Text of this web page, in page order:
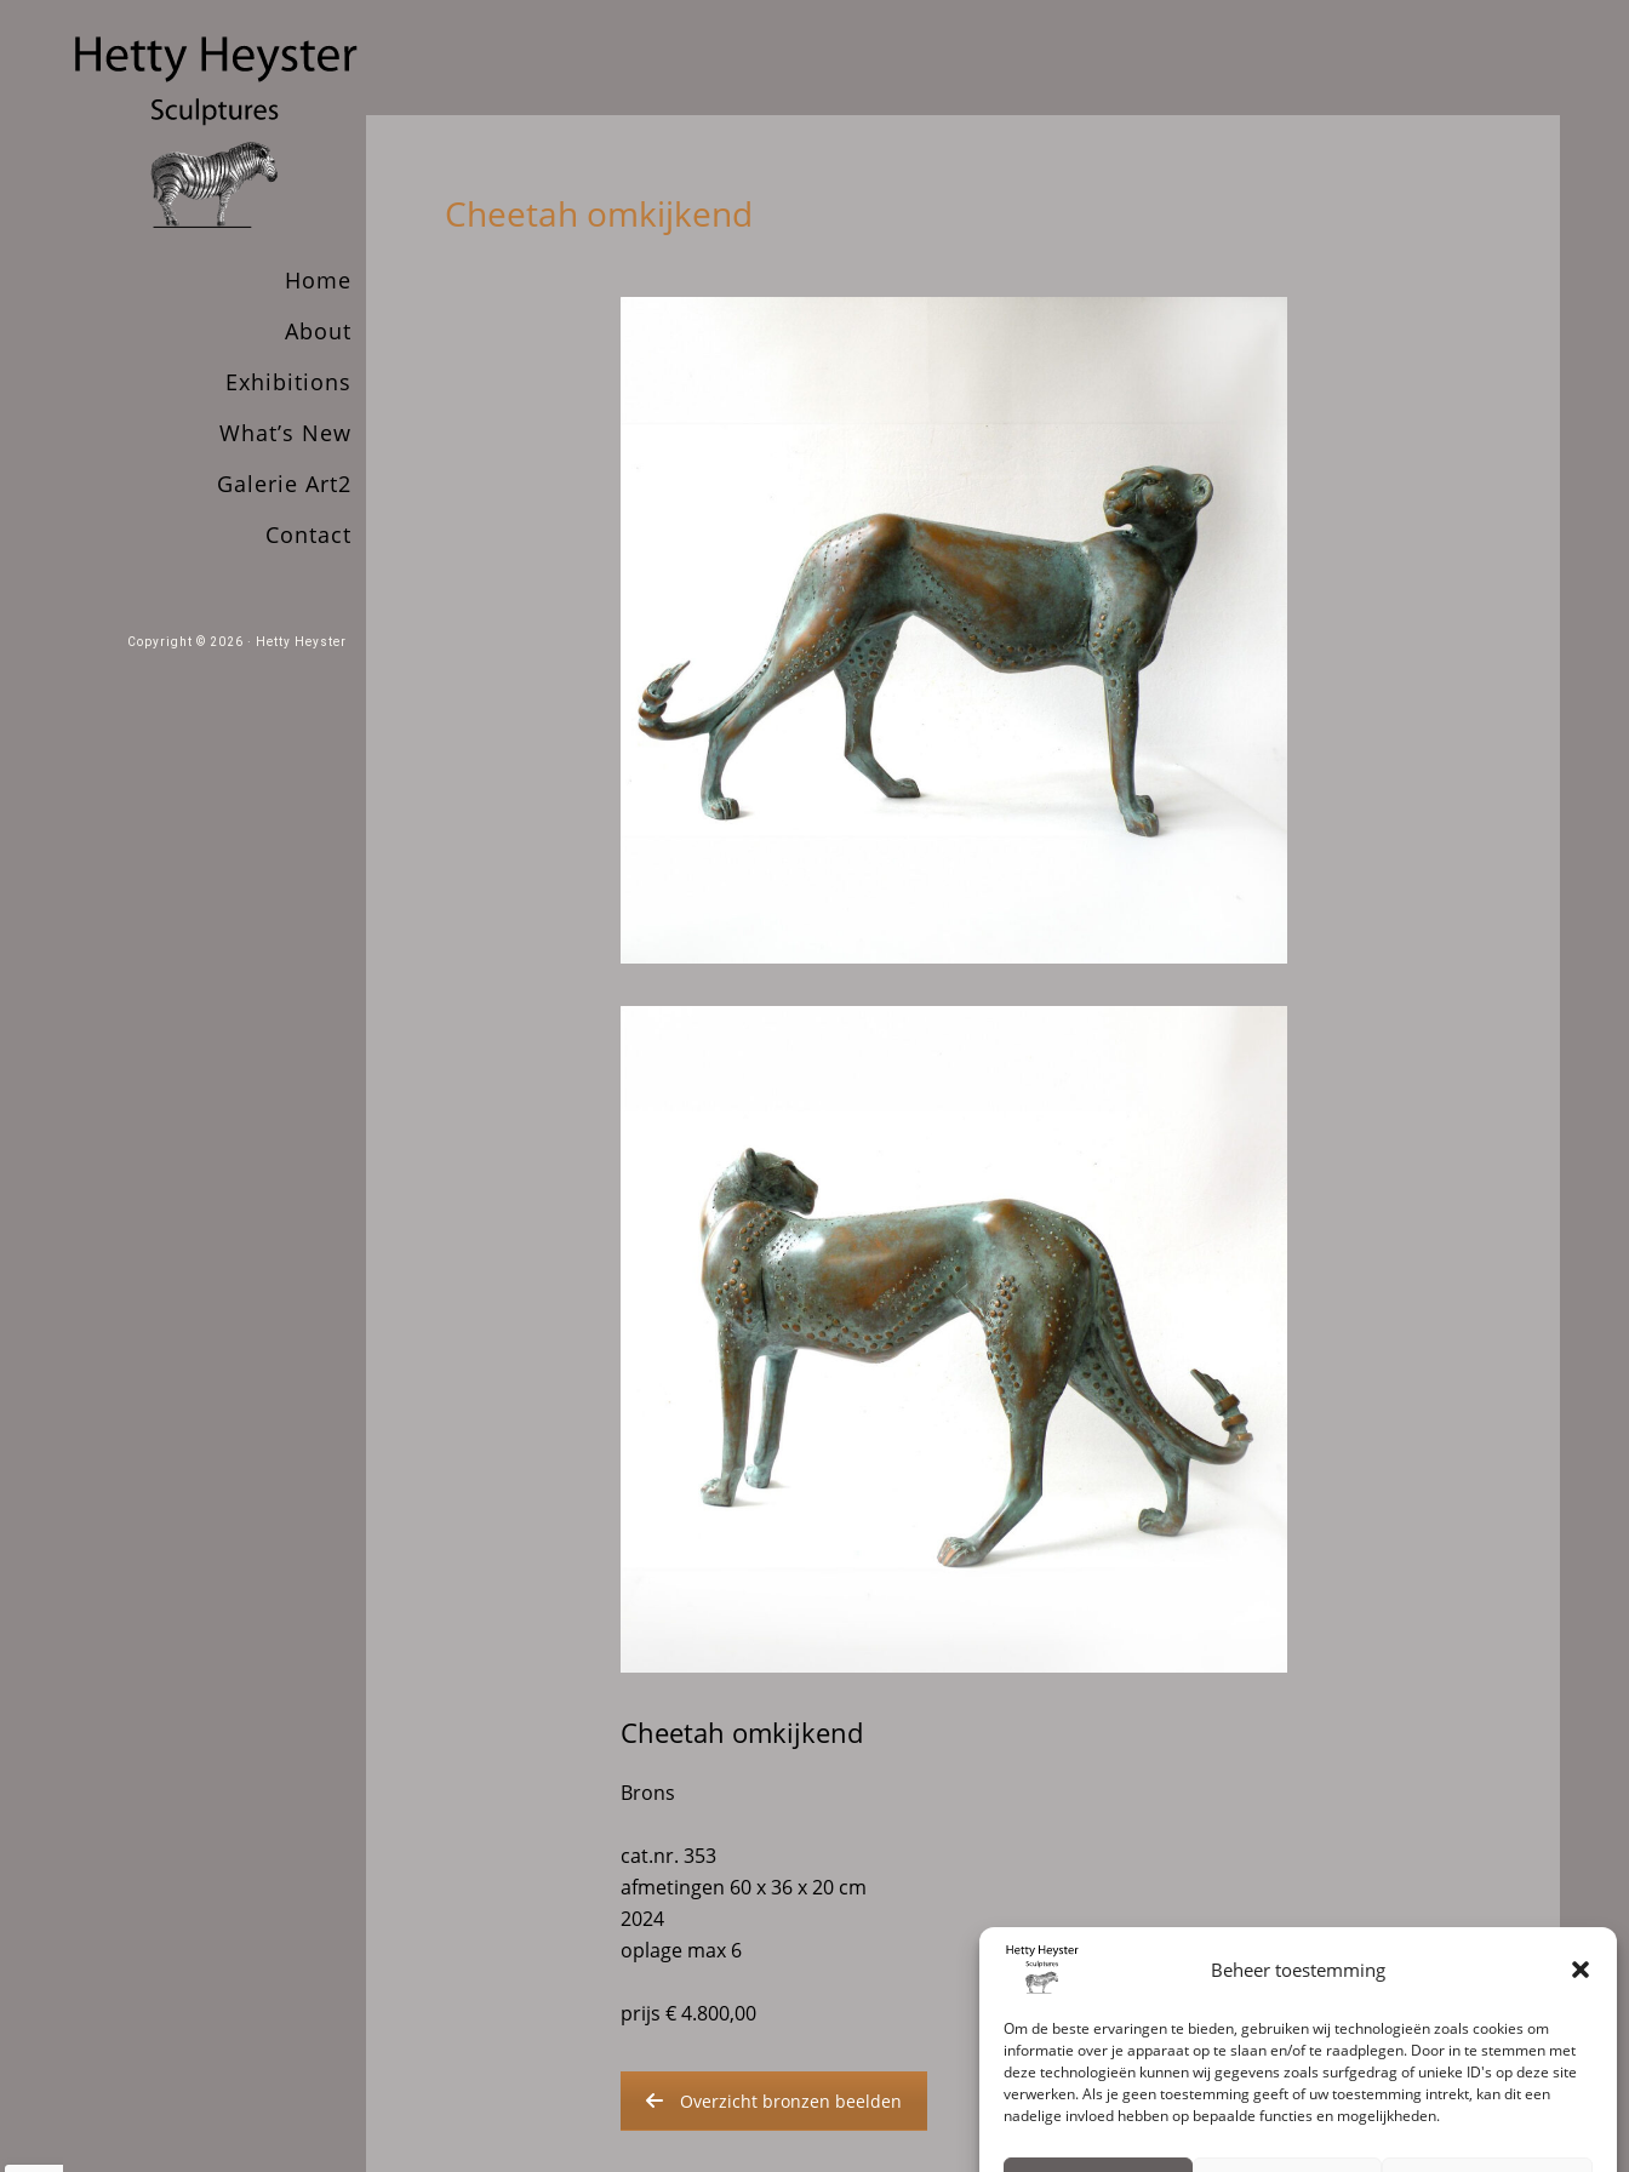
Beheer toestemming
Om de beste ervaringen te bieden, gebruiken wij technologieën zoals cookies om
informatie over je apparaat op te slaan en/of te raadplegen. Door in te stemmen met
deze technologieën kunnen wij gegevens zoals surfgedrag of unieke ID's op deze site
verwerken. Als je geen toestemming geeft of uw toestemming intrekt, kan dit een
nadelige invloed hebben op bepaalde functies en mogelijkheden.
Home
About
Exhibitions
What’s New
Galerie Art2
Contact
Copyright © 2026 · Hetty Heyster
Cheetah omkijkend
Cheetah omkijkend
Brons
cat.nr. 353
afmetingen 60 x 36 x 20 cm
2024
oplage max 6
prijs € 4.800,00
Overzicht bronzen beelden